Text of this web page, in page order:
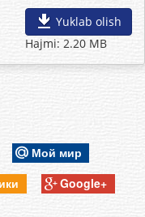
Yuklab olish
Hajmi: 2.20 MB
Мой мир
Google+